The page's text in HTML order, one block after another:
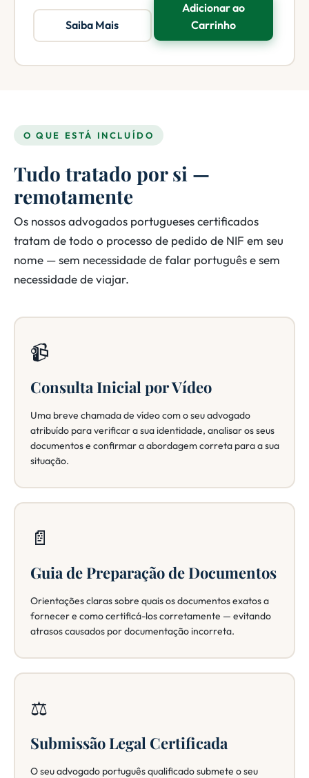
Saiba Mais
Adicionar ao
Carrinho
O QUE ESTÁ INCLUÍDO
Tudo tratado por si —
remotamente
Os nossos advogados portugueses certificados
tratam de todo o processo de pedido de NIF em seu
nome — sem necessidade de falar português e sem
necessidade de viajar.
📹
Consulta Inicial por Vídeo
Uma breve chamada de vídeo com o seu advogado
atribuído para verificar a sua identidade, analisar os seus
documentos e confirmar a abordagem correta para a sua
situação.
📄
Guia de Preparação de Documentos
Orientações claras sobre quais os documentos exatos a
fornecer e como certificá-los corretamente — evitando
atrasos causados por documentação incorreta.
⚖️
Submissão Legal Certificada
O seu advogado português qualificado submete o seu